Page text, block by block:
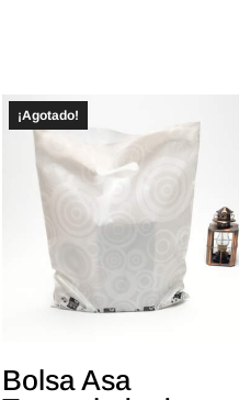
¡Agotado!
Bolsa Asa